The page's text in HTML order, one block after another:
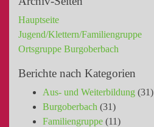
Hauptseite
Jugend/Klettern/Familiengruppe
Ortsgruppe Burgoberbach
Berichte nach Kategorien
Aus- und Weiterbildung (31)
Burgoberbach (31)
Familiengruppe (11)